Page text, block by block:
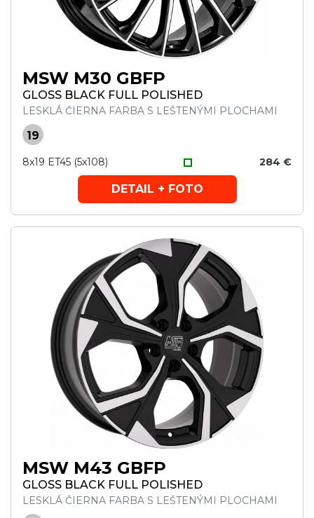
MSW M30 GBFP
GLOSS BLACK FULL POLISHED
LESKLÁ ČIERNA FARBA S LEŠTENÝMI PLOCHAMI
19
8x19 ET45 (5x108) 284 €
DETAIL + FOTO
MSW M43 GBFP
GLOSS BLACK FULL POLISHED
LESKLÁ ČIERNA FARBA S LEŠTENÝMI PLOCHAMI